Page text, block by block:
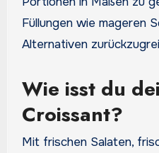
Füllungen wie mageren
Alternativen
Wie isst du
Croissant?
Mit frischen Salaten,